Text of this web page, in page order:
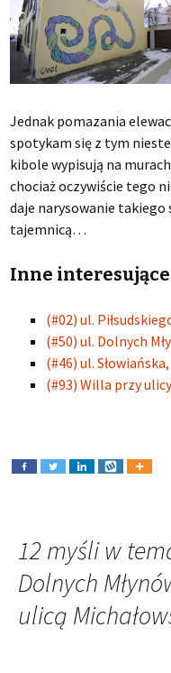
Jednak pomazania
spotykam się z tym
kibole wypisują na
chociaż oczywiście tego
daje narysowanie
tajemnicą…
Inne
(#02) ul.
(#50) ul. Dolnych
(#46) ul.
(#93) Willa przy
12 myśli w
Dolnych
ulicą